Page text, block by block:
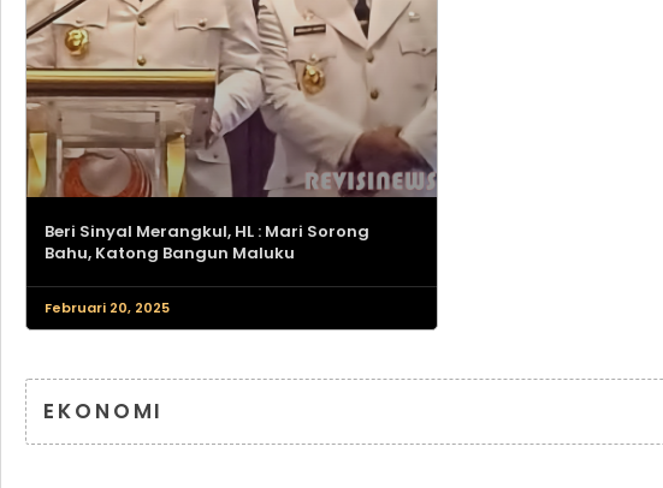
Beri Sinyal Merangkul, HL : Mari Sorong
Bahu, Katong Bangun Maluku
Februari 20, 2025
EKONOMI